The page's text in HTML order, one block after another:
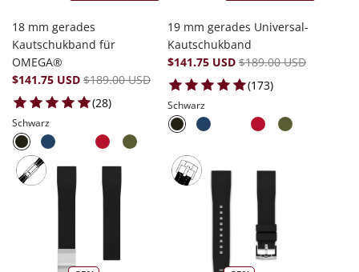
18 mm gerades
Kautschukband für
OMEGA®
$141.75 USD $189.00 USD
(28)28 total reviews
Schwarz
19 mm gerades Universal-
Kautschukband
$141.75 USD $189.00 USD
(173)173 total
Schwarz